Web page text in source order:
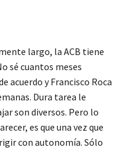
largo, la ACB tiene
sé cuantos meses
acuerdo y Francisco Roca
Dura tarea le
son diversos. Pero lo
es que una vez que
con autonomía. Sólo